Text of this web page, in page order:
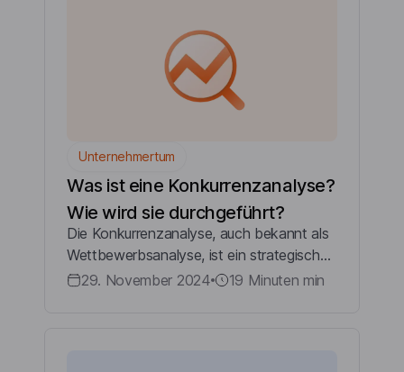
Unternehmertum
Was ist eine Konkurrenzanalyse?
Wie wird sie durchgeführt?
Die Konkurrenzanalyse, auch bekannt als
Wettbewerbsanalyse, ist ein strategisches
Instrument, mit dem Unternehmen die
29. November 2024 19 Minuten min